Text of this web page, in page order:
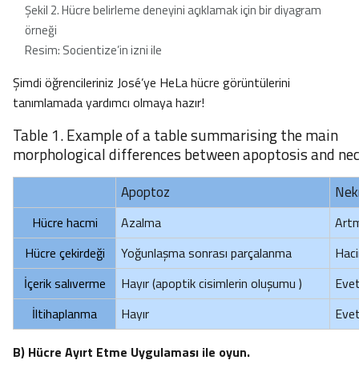
Şekil 2. Hücre belirleme deneyini açıklamak için bir diyagram
örneği
Resim: Socientize’in izni ile
Şimdi öğrencileriniz José’ye HeLa hücre görüntülerini
tanımlamada yardımcı olmaya hazır!
Apoptoz
Table 1. Example of a table summarising the main
morphological differences between apoptosis and
Hücre hacmi Azalma
Hücre çekirdeği
Yoğunlaşma sonrası parçalanma
İçerik salıverme
Hayır (apoptik cisimlerin oluşumu )
İltihaplanma
Hayır
B) Hücre Ayırt Etme Uygulaması ile oyun.